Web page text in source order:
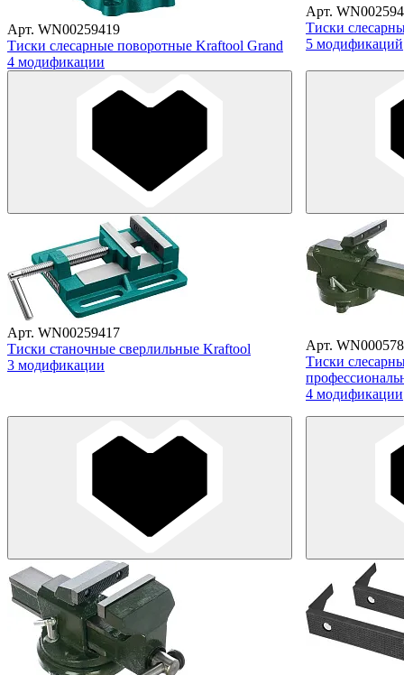
Арт. WN00259419
Тиски слесарные поворотные Kraftool Grand
4 модификации
Арт.
Тиски
5 модификаций
Арт. WN00259417
Тиски станочные сверлильные Kraftool
3 модификации
Арт.
Тиски
4 модификации